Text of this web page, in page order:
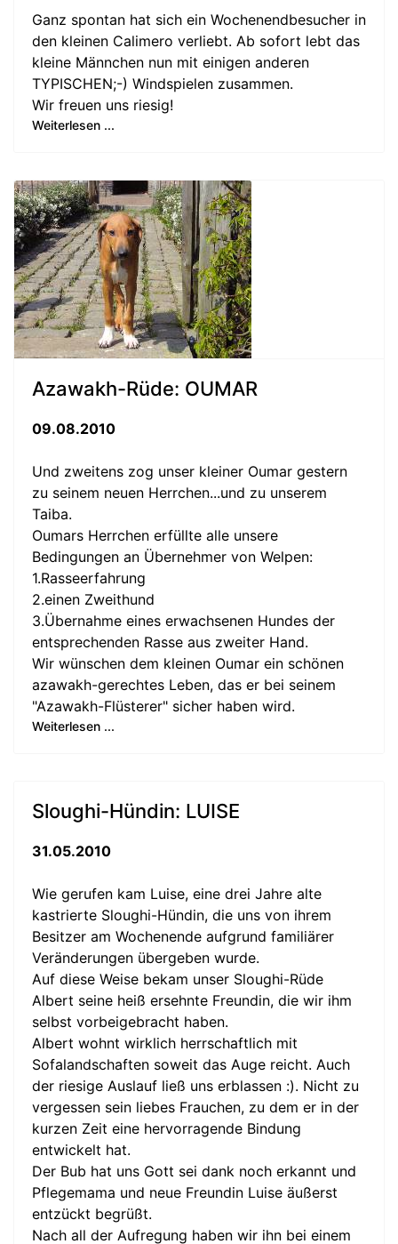
Ganz spontan hat sich ein Wochenendbesucher in
den kleinen Calimero verliebt. Ab sofort lebt das
kleine Männchen nun mit einigen anderen
TYPISCHEN;-) Windspielen zusammen.
Wir freuen uns riesig!
Weiterlesen ...
Azawakh-Rüde: OUMAR
09.08.2010
Und zweitens zog unser kleiner Oumar gestern
zu seinem neuen Herrchen...und zu unserem
Taiba.
Oumars Herrchen erfüllte alle unsere
Bedingungen an Übernehmer von Welpen:
1.Rasseerfahrung
2.einen Zweithund
3.Übernahme eines erwachsenen Hundes der
entsprechenden Rasse aus zweiter Hand.
Wir wünschen dem kleinen Oumar ein schönen
azawakh-gerechtes Leben, das er bei seinem
"Azawakh-Flüsterer" sicher haben wird.
Weiterlesen ...
Sloughi-Hündin: LUISE
31.05.2010
Wie gerufen kam Luise, eine drei Jahre alte
kastrierte Sloughi-Hündin, die uns von ihrem
Besitzer am Wochenende aufgrund familiärer
Veränderungen übergeben wurde.
Auf diese Weise bekam unser Sloughi-Rüde
Albert seine heiß ersehnte Freundin, die wir ihm
selbst vorbeigebracht haben.
Albert wohnt wirklich herrschaftlich mit
Sofalandschaften soweit das Auge reicht. Auch
der riesige Auslauf ließ uns erblassen :). Nicht zu
vergessen sein liebes Frauchen, zu dem er in der
kurzen Zeit eine hervorragende Bindung
entwickelt hat.
Der Bub hat uns Gott sei dank noch erkannt und
Pflegemama und neue Freundin Luise äußerst
entzückt begrüßt.
Nach all der Aufregung haben wir ihn bei einem